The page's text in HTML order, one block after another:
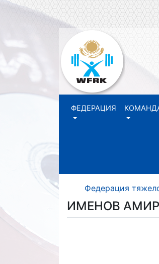
ФЕДЕРАЦИЯ
Федерация
ИМЕНОВ АМИР